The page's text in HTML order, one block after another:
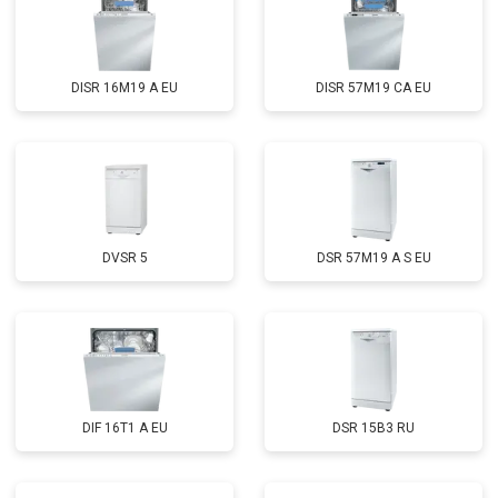
Замена нижнего уплотнителя
от 1000 ₽ Заказать
Замена заливного шланга с
системой Аквастоп
от 1100 ₽ Заказать
Диагностика бесплатно Заказать
DISR 16M19 A EU DISR 57M19 CA EU
DVSR 5 DSR 57M19 A S EU
DIF 16T1 A EU DSR 15B3 RU